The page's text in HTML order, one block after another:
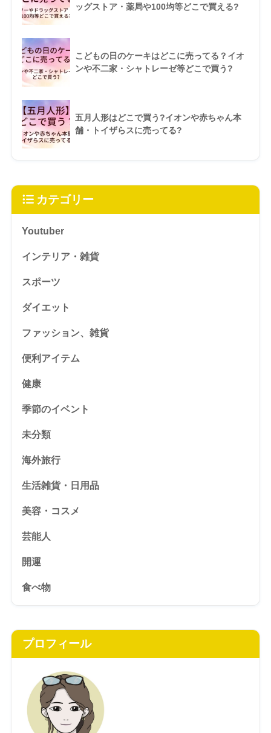
ッグストア・薬局や100均等どこで買える?
こどもの日のケーキはどこに売ってる？イオ
ンや不二家・シャトレーゼ等どこで買う?
五月人形はどこで買う?イオンや赤ちゃん本
舗・トイザらスに売ってる?
カテゴリー
Youtuber
インテリア・雑貨
スポーツ
ダイエット
ファッション、雑貨
便利アイテム
健康
季節のイベント
未分類
海外旅行
生活雑貨・日用品
美容・コスメ
芸能人
開運
食べ物
プロフィール